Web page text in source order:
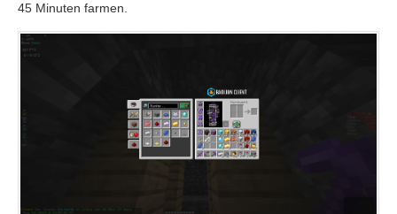
45 Minuten farmen.